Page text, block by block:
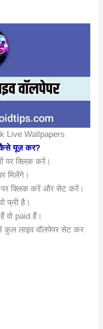
Live Wallpapers
यूज़ कर?
पर क्लिक करें।
मिलेंगे।
पर क्लिक करें और सेट करें।
फ्री है।
वो paid हैं।
कुल लाइव वॉलपेपर सेट कर